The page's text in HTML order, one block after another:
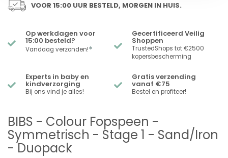
VOOR 15:00 UUR BESTELD, MORGEN IN HUIS.
Op werkdagen voor
15:00 besteld?
Vandaag verzonden!*
Gecertificeerd Veilig
Shoppen
TrustedShops tot €2500
kopersbescherming
Experts in baby en
kindverzorging
Bij ons vind je alles!
Gratis verzending
vanaf €75
Bestel en profiteer!
BIBS - Colour Fopspeen -
Symmetrisch - Stage 1 - Sand/Iron
- Duopack